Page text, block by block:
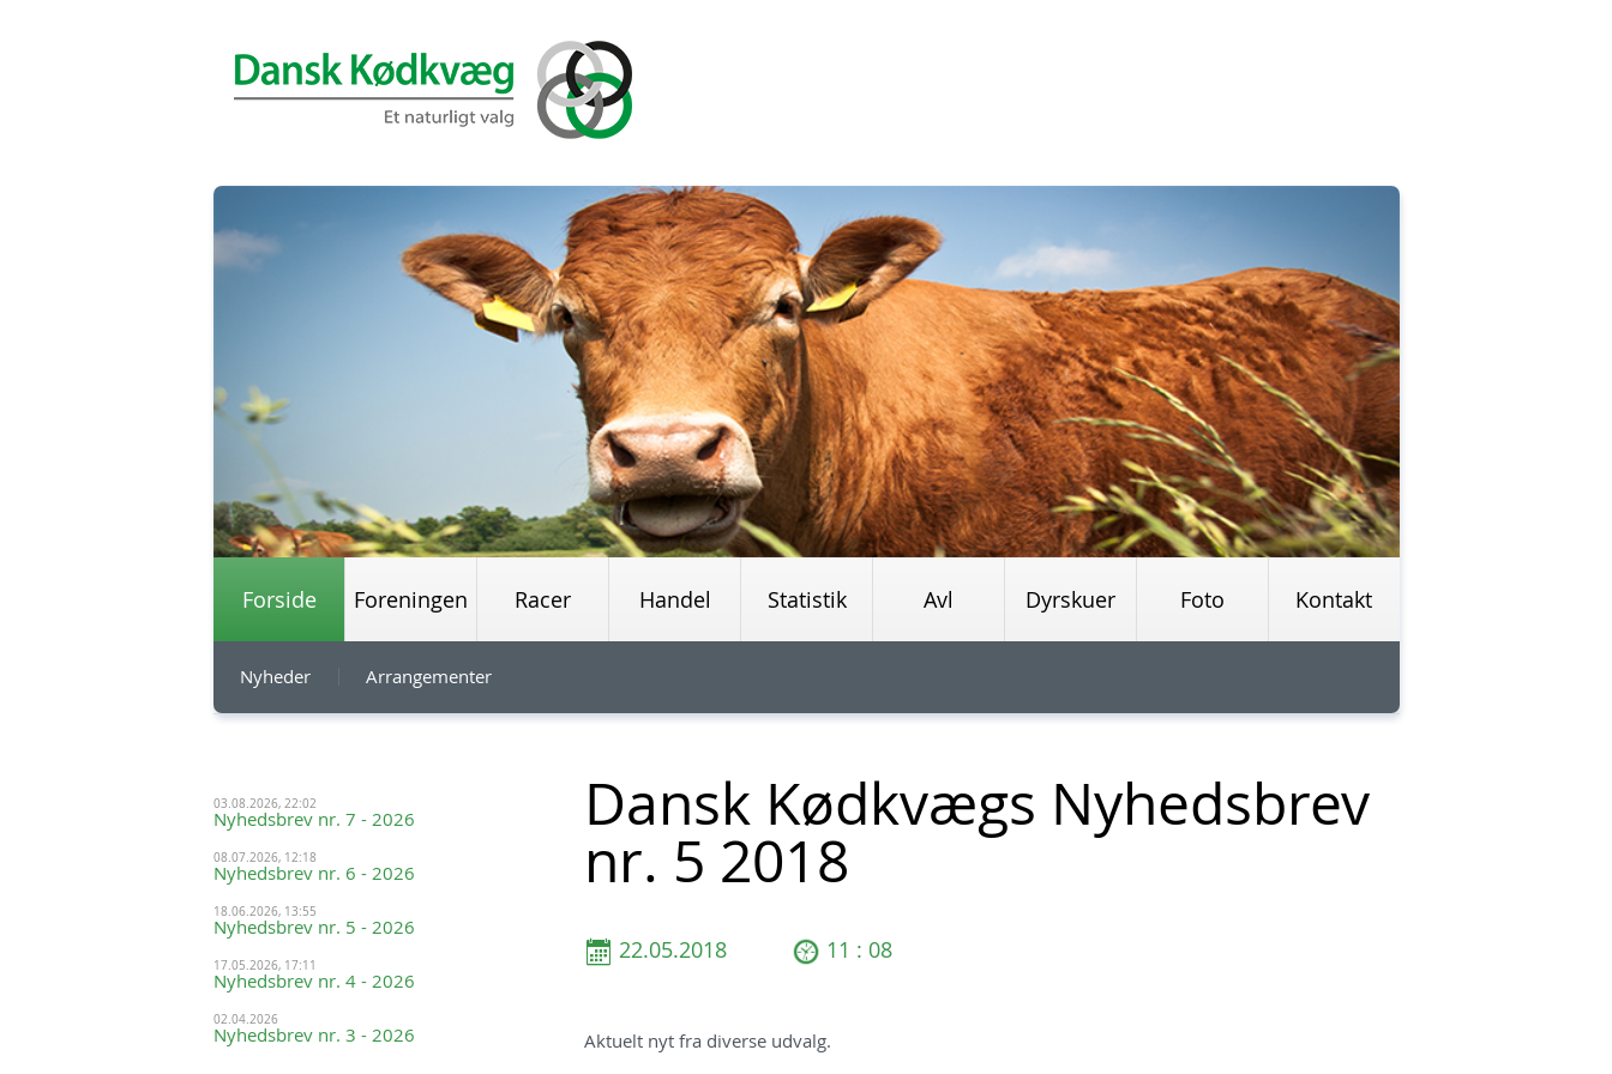
Forside Foreningen Racer Handel Statistik Avl Dyrskuer Foto Kontakt
Nyheder Arrangementer
03.08.2026, 22:02
Nyhedsbrev nr. 7 - 2026
08.07.2026, 12:18
Nyhedsbrev nr. 6 - 2026
18.06.2026, 13:55
Nyhedsbrev nr. 5 - 2026
17.05.2026, 17:11
Nyhedsbrev nr. 4 - 2026
02.04.2026
Nyhedsbrev nr. 3 - 2026
Dansk Kødkvægs Nyhedsbrev
nr. 5 2018
22.05.2018 11 : 08
Aktuelt nyt fra diverse udvalg.